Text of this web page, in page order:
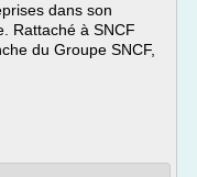
dans son
Rattaché à SNCF
du Groupe SNCF,